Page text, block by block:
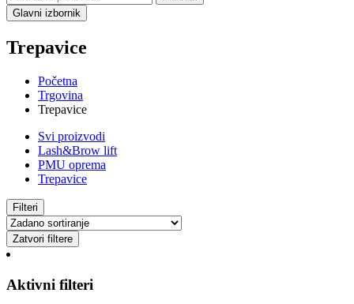
Glavni izbornik
Trepavice
Početna
Trgovina
Trepavice
Svi proizvodi
Lash&Brow lift
PMU oprema
Trepavice
Filteri
Zatvori filtere
Aktivni filteri